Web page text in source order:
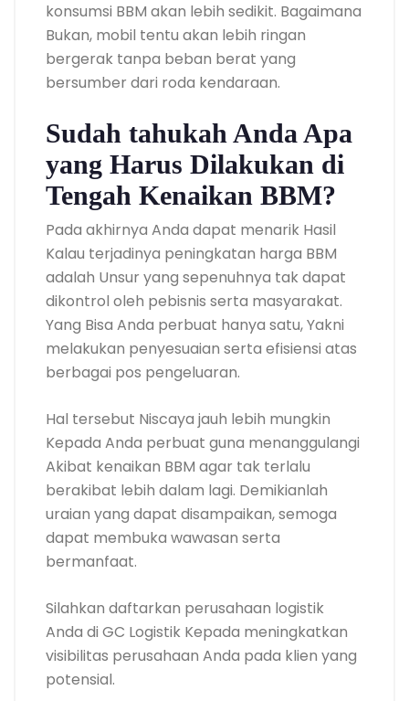
konsumsi BBM akan lebih sedikit. Bagaimana
Bukan, mobil tentu akan lebih ringan
bergerak tanpa beban berat yang
bersumber dari roda kendaraan.
Sudah tahukah Anda Apa
yang Harus Dilakukan di
Tengah Kenaikan BBM?
Pada akhirnya Anda dapat menarik Hasil
Kalau terjadinya peningkatan harga BBM
adalah Unsur yang sepenuhnya tak dapat
dikontrol oleh pebisnis serta masyarakat.
Yang Bisa Anda perbuat hanya satu, Yakni
melakukan penyesuaian serta efisiensi atas
berbagai pos pengeluaran.
Hal tersebut Niscaya jauh lebih mungkin
Kepada Anda perbuat guna menanggulangi
Akibat kenaikan BBM agar tak terlalu
berakibat lebih dalam lagi. Demikianlah
uraian yang dapat disampaikan, semoga
dapat membuka wawasan serta
bermanfaat.
Silahkan daftarkan perusahaan logistik
Anda di GC Logistik Kepada meningkatkan
visibilitas perusahaan Anda pada klien yang
potensial.